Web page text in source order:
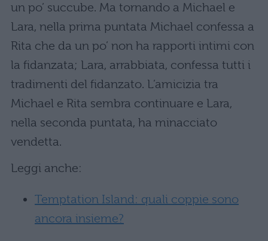
un po’ succube. Ma tornando a Michael e
Lara, nella prima puntata Michael confessa a
Rita che da un po’ non ha rapporti intimi con
la fidanzata; Lara, arrabbiata, confessa tutti i
tradimenti del fidanzato. L’amicizia tra
Michael e Rita sembra continuare e Lara,
nella seconda puntata, ha minacciato
vendetta.
Leggi anche:
Temptation Island: quali coppie sono
ancora insieme?